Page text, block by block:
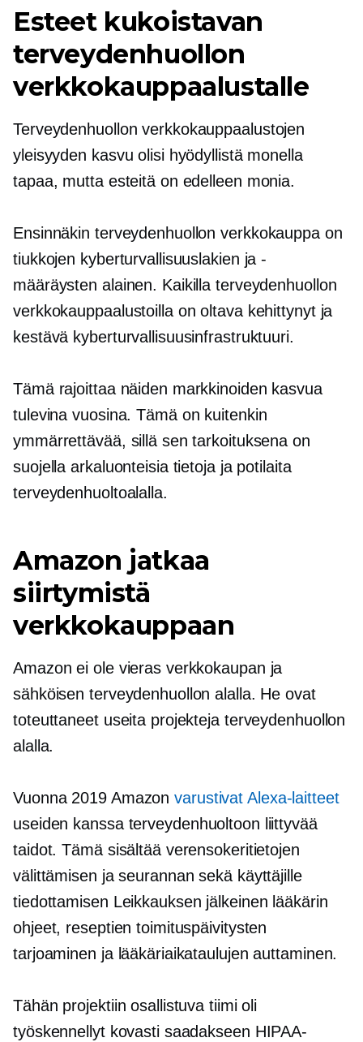
Esteet kukoistavan
terveydenhuollon
verkkokauppaalustalle
Terveydenhuollon verkkokauppaalustojen
yleisyyden kasvu olisi hyödyllistä monella
tapaa, mutta esteitä on edelleen monia.
Ensinnäkin terveydenhuollon verkkokauppa on
tiukkojen kyberturvallisuuslakien ja -
määräysten alainen. Kaikilla terveydenhuollon
verkkokauppaalustoilla on oltava kehittynyt ja
kestävä kyberturvallisuusinfrastruktuuri.
Tämä rajoittaa näiden markkinoiden kasvua
tulevina vuosina. Tämä on kuitenkin
ymmärrettävää, sillä sen tarkoituksena on
suojella arkaluonteisia tietoja ja potilaita
terveydenhuoltoalalla.
Amazon jatkaa
siirtymistä
verkkokauppaan
Amazon ei ole vieras verkkokaupan ja
sähköisen terveydenhuollon alalla. He ovat
toteuttaneet useita projekteja terveydenhuollon
alalla.
Vuonna 2019 Amazonvarustivat Alexa-laitteet
useiden kanssa terveydenhuoltoon liittyvää
taidot. Tämä sisältää verensokeritietojen
välittämisen ja seurannan sekä käyttäjille
tiedottamisen Leikkauksen jälkeinen lääkärin
ohjeet, reseptien toimituspäivitysten
tarjoaminen ja lääkäriaikataulujen auttaminen.
Tähän projektiin osallistuva tiimi oli
työskennellyt kovasti saadakseen HIPAA-